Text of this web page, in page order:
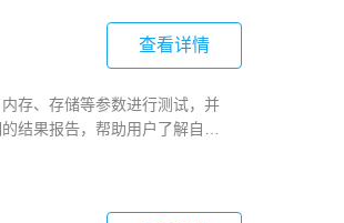
查看详情
存、存储等参数进行测试，并
结果报告，帮助用户了解自己